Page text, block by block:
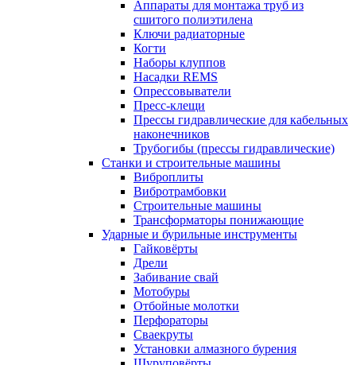
Аппараты для монтажа труб из
сшитого полиэтилена
Ключи радиаторные
Когти
Наборы клуппов
Насадки REMS
Опрессовыватели
Пресс-клещи
Прессы гидравлические для кабельных
наконечников
Трубогибы (прессы гидравлические)
Станки и строительные машины
Виброплиты
Вибротрамбовки
Строительные машины
Трансформаторы понижающие
Ударные и бурильные инструменты
Гайковёрты
Дрели
Забивание свай
Мотобуры
Отбойные молотки
Перфораторы
Сваекруты
Установки алмазного бурения